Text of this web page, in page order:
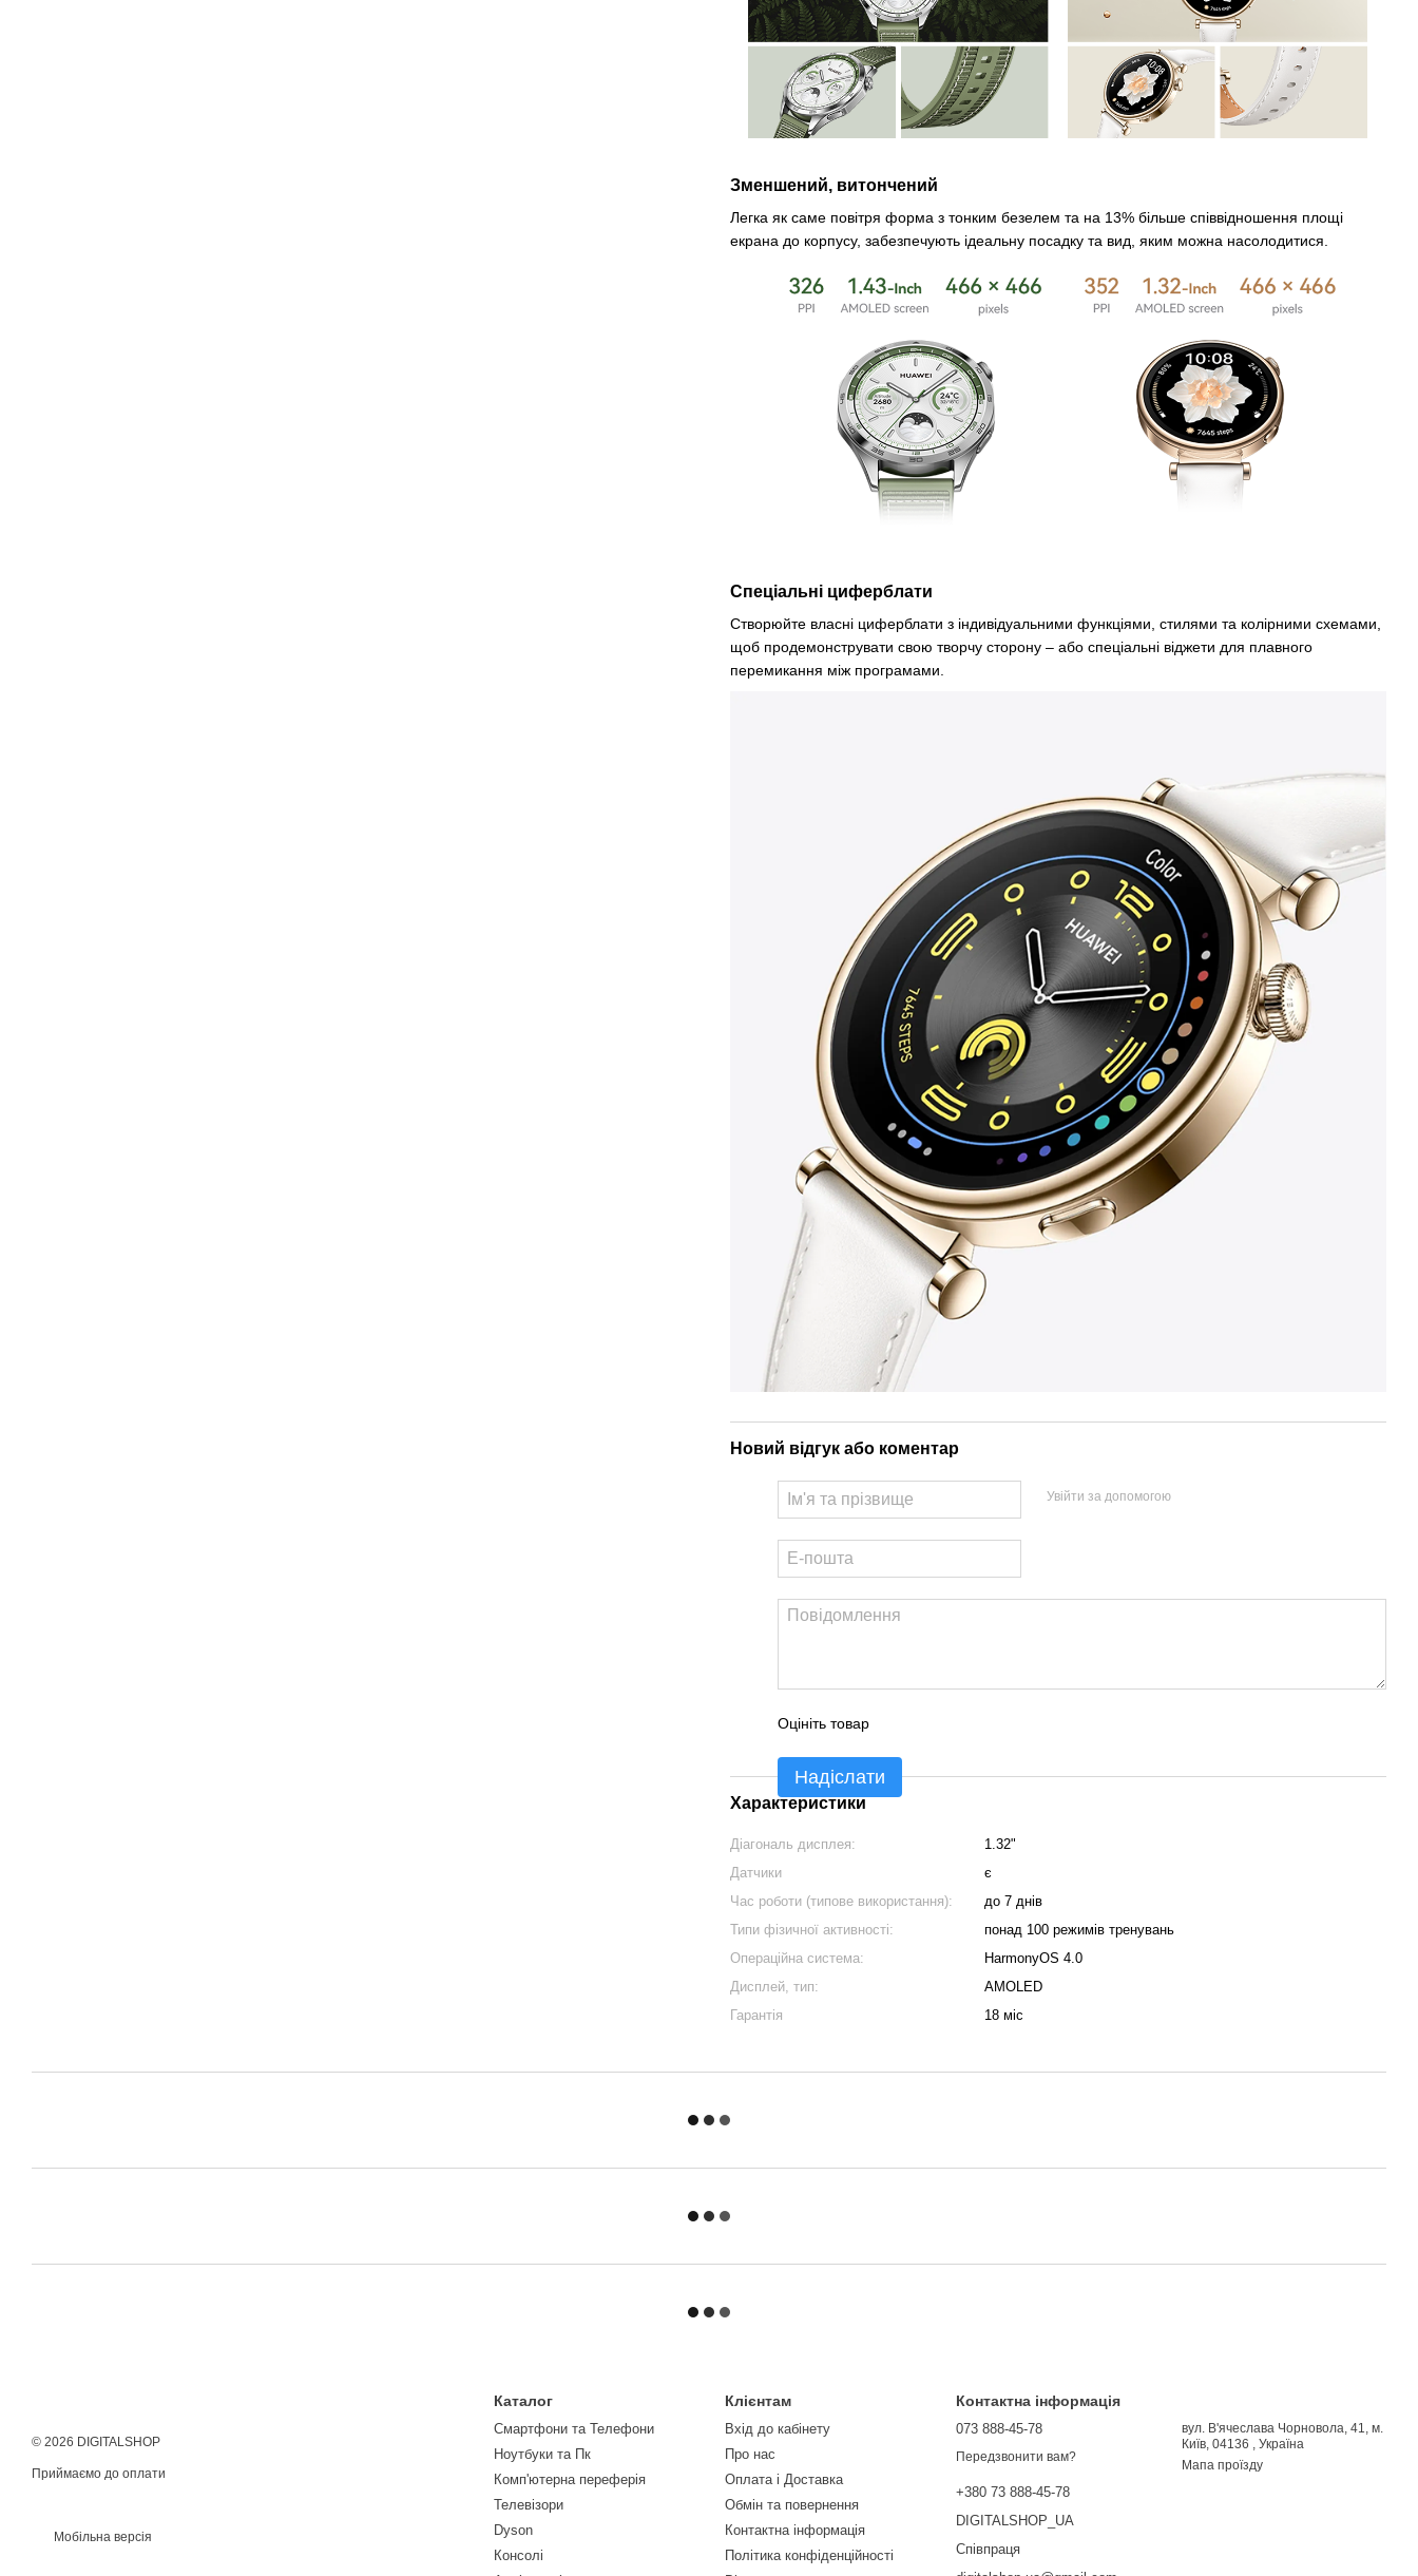
Зменшений, витончений
Легка як саме повітря форма з тонким безелем та на 13% більше співвідношення площі
екрана до корпусу, забезпечують ідеальну посадку та вид, яким можна насолодитися.
Спеціальні циферблати
Створюйте власні циферблати з індивідуальними функціями, стилями та колірними схемами,
щоб продемонструвати свою творчу сторону – або спеціальні віджети для плавного
перемикання між програмами.
Новий відгук або коментар
Увійти за допомогою
Оцініть товар
Надіслати
Характеристики
Діагональ дисплея:
1.32"
Датчики
є
Час роботи (типове використання):
до 7 днів
Типи фізичної активності:
понад 100 режимів тренувань
Операційна система:
HarmonyOS 4.0
Дисплей, тип:
AMOLED
Гарантія
18 міс
© 2026 DIGITALSHOP
Приймаємо до оплати
Мобільна версія
Каталог
Смартфони та Телефони
Ноутбуки та Пк
Комп'ютерна переферія
Телевізори
Dyson
Консолі
Клієнтам
Вхід до кабінету
Про нас
Оплата і Доставка
Обмін та повернення
Контактна інформація
Політика конфіденційності
Контактна інформація
073 888-45-78
Передзвонити вам?
+380 73 888-45-78
DIGITALSHOP_UA
Співпраця
вул. В'ячеслава Чорновола, 41, м.
Київ, 04136 , Україна
Мапа проїзду